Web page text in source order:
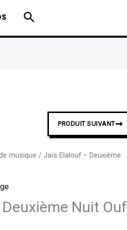
Rechercher
PRODUIT SUIVANT➞
musique / Jaïs Elalouf – Deuxième
Nuit Ouf